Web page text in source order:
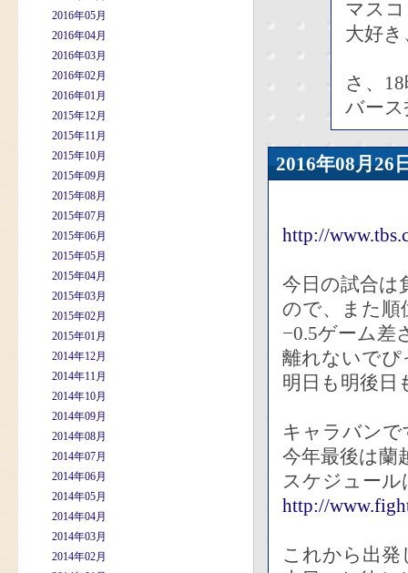
2016年05月
2016年04月
2016年03月
2016年02月
2016年01月
2015年12月
2015年11月
2015年10月
2015年09月
2015年08月
2015年07月
2015年06月
2015年05月
2015年04月
2015年03月
2015年02月
2015年01月
2014年12月
2014年11月
2014年10月
2014年09月
2014年08月
2014年07月
2014年06月
2014年05月
2014年04月
2014年03月
2014年02月
マス
大好
さ、
バー
2016年08月
http://
今日の試合は
ので、また順
−0.5ゲーム差
離れないでぴ
明日も明後日
キャラバン
今年最後は蘭
スケジュール
http://
これから出発